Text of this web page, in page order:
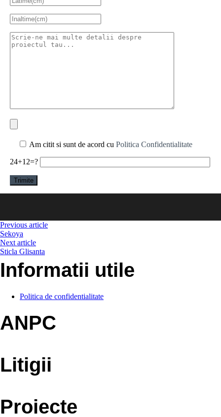
Am citit si sunt de acord cu Politica Confidentialitate
24+12=?
Previous article
Sekoya
Next article
Sticla Glisanta
Informatii utile
Politica de confidentialitate
ANPC
Litigii
Proiecte